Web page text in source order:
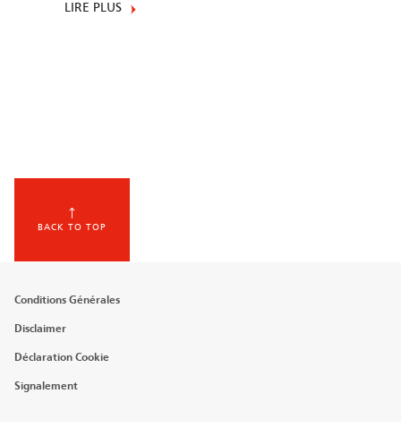
LIRE PLUS
BACK TO TOP
Footer
menu
Conditions Générales
Disclaimer
Déclaration Cookie
Signalement